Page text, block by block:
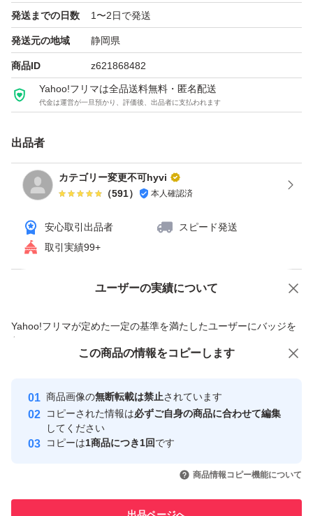
発送までの日数 1〜2日で発送
発送元の地域 静岡県
商品ID z621868482
Yahoo!フリマは全品送料無料・匿名配送
代金は運営が一旦預かり、評価後、出品者に支払われます
出品者
カテゴリー変更不可hyvi
（591） 本人確認済
安心取引出品者
スピード発送
取引実績99+
ユーザーの実績について
Yahoo!フリマが定めた一定の基準を満たしたユーザーにバッジを
付与しています
安心取引出品者
心・安全なユーザーです
取引実績
引を完了させた実績があります
価格の相談 商品への質問
この商品の情報をコピーします
商品画像の無断転載は禁止されています
コピーされた情報は必ずご自身の商品に合わせて編集
してください
コピーは1商品につき1回です
商品情報コピー機能について
この商品をみている人にオススメ